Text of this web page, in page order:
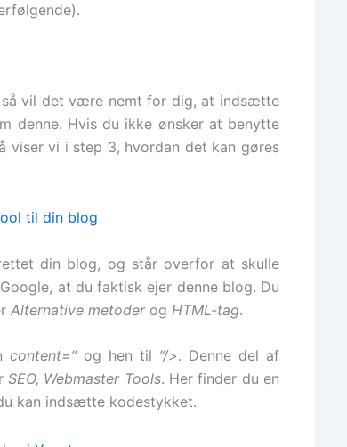
vil det være nemt for dig, at indsætte
denne. Hvis du ikke ønsker at benytte
viser vi i step 3, hvordan det kan gøres
din blog, og står overfor at skulle
at du faktisk ejer denne blog. Du
Alternative metoderog HTML-tag.
content=” og hen til ”/>. Denne del af
SEO, Webmaster Tools. Her finder du en
kan indsætte kodestykket.